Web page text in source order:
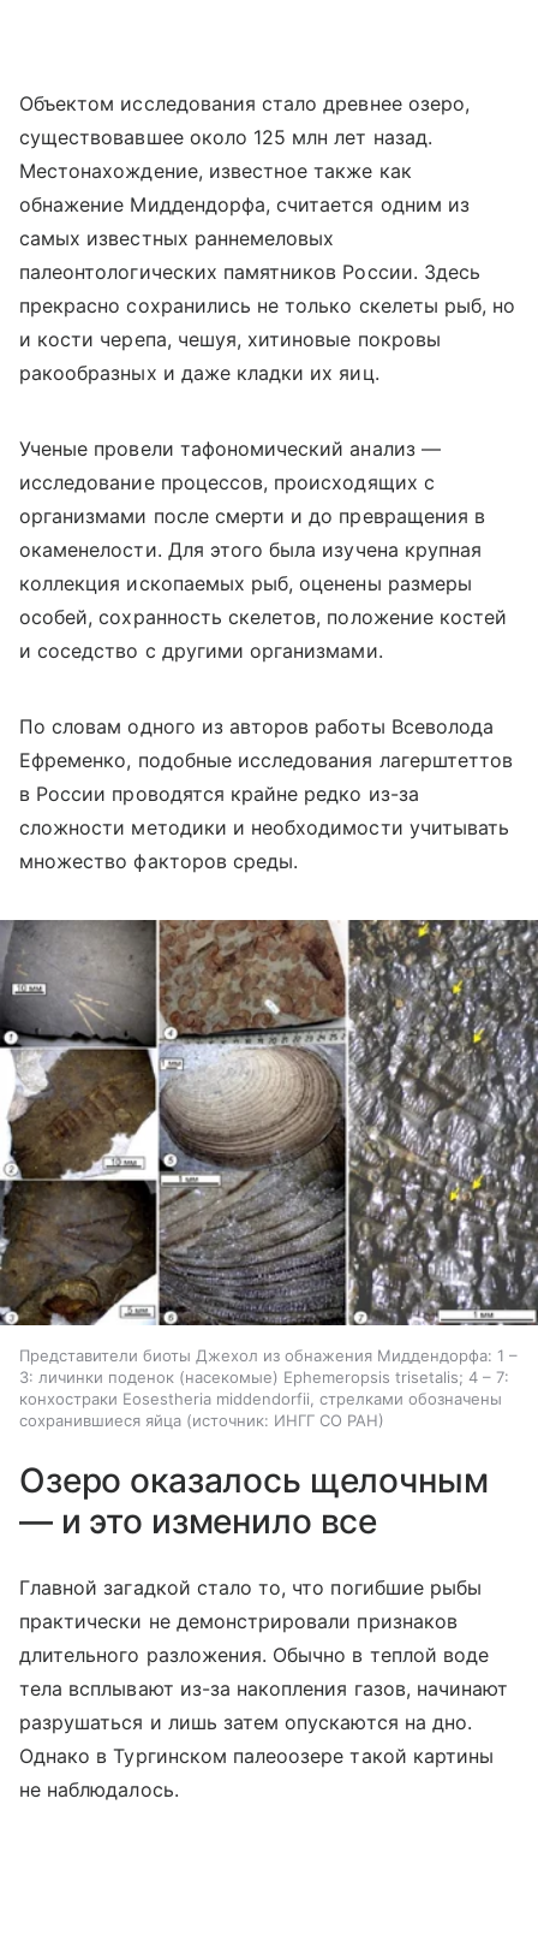
Объектом исследования стало древнее озеро,
существовавшее около 125 млн лет назад.
Местонахождение, известное также как
обнажение Миддендорфа, считается одним из
самых известных раннемеловых
палеонтологических памятников России. Здесь
прекрасно сохранились не только скелеты рыб, но
и кости черепа, чешуя, хитиновые покровы
ракообразных и даже кладки их яиц.
Ученые провели тафономический анализ —
исследование процессов, происходящих с
организмами после смерти и до превращения в
окаменелости. Для этого была изучена крупная
коллекция ископаемых рыб, оценены размеры
особей, сохранность скелетов, положение костей
и соседство с другими организмами.
По словам одного из авторов работы Всеволода
Ефременко, подобные исследования лагерштеттов
в России проводятся крайне редко из-за
сложности методики и необходимости учитывать
множество факторов среды.
Представители биоты Джехол из обнажения Миддендорфа: 1 –
3: личинки поденок (насекомые) Ephemeropsis trisetalis; 4 – 7:
конхостраки Eosestheria middendorfii, стрелками обозначены
сохранившиеся яйца
источник: ИНГГ СО РАН
Озеро оказалось щелочным
— и это изменило все
Главной загадкой стало то, что погибшие рыбы
практически не демонстрировали признаков
длительного разложения. Обычно в теплой воде
тела всплывают из-за накопления газов, начинают
разрушаться и лишь затем опускаются на дно.
Однако в Тургинском палеоозере такой картины
не наблюдалось.